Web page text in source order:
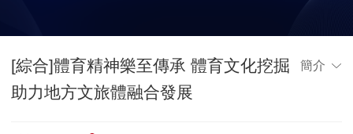
[綜合]體育精神樂至傳承 體育文化挖掘
助力地方文旅體融合發展
簡介